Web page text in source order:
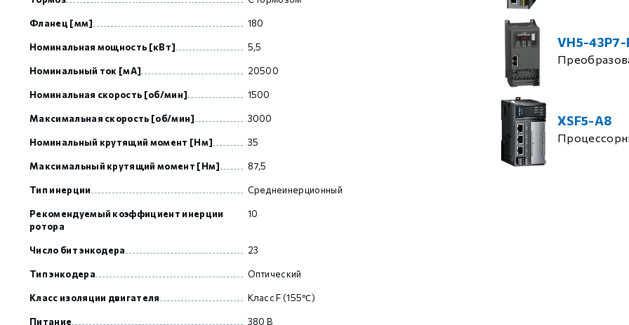
Фланец [мм] 180
Номинальная мощность [кВт] 5,5
Номинальный ток [мА] 20500
Номинальная скорость [об/мин] 1500
Максимальная скорость [об/мин] 3000
Номинальный крутящий момент [Нм] 35
Максимальный крутящий момент [Нм] 87,5
Тип инерции Среднеинерционный
Рекомендуемый коэффициент инерции
ротора
10
Число бит энкодера 23
Тип энкодера Оптический
Класс изоляции двигателя Класс F (155℃)
Питание 380 В
VH5-43P7-
XSF5-A8
GCAN